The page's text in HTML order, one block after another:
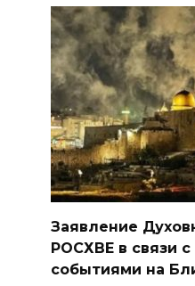
Заявление
РОСХВЕ в связи с
событиями на